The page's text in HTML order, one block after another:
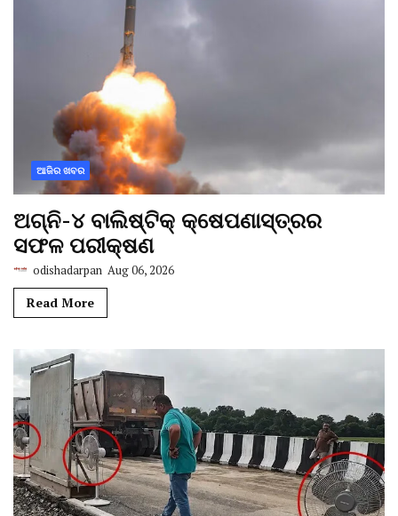
ଆଜିର ଖବର
ଅଗ୍ନି-୪ ବାଲିଷ୍ଟିକ୍ କ୍ଷେପଣାସ୍ତ୍ରର
ସଫଳ ପରୀକ୍ଷଣ
odishadarpan Aug 06, 2026
Read More